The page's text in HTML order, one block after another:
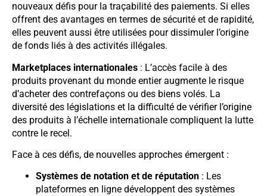
nouveaux défis pour la traçabilité des paiements. Si elles
offrent des avantages en termes de sécurité et de rapidité,
elles peuvent aussi être utilisées pour dissimuler l’origine
de fonds liés à des activités illégales.
Marketplaces internationales : L’accès facile à des
produits provenant du monde entier augmente le risque
d’acheter des contrefaçons ou des biens volés. La
diversité des législations et la difficulté de vérifier l’origine
des produits à l’échelle internationale compliquent la lutte
contre le recel.
Face à ces défis, de nouvelles approches émergent :
Systèmes de notation et de réputation : Les
plateformes en ligne développent des systèmes